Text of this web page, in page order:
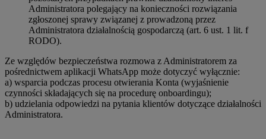
Administratora polegający na konieczności rozwiązania
zgłoszonej sprawy związanej z prowadzoną przez
Administratora działalnością gospodarczą (art. 6 ust. 1 lit. f
RODO).
Ze względów bezpieczeństwa rozmowa z Administratorem za
pośrednictwem aplikacji WhatsApp może dotyczyć wyłącznie:
a) wsparcia podczas procesu otwierania Konta (wyjaśnienie
czynności składających się na procedurę onboardingu);
b) udzielania odpowiedzi na pytania klientów dotyczące działalności
Administratora.